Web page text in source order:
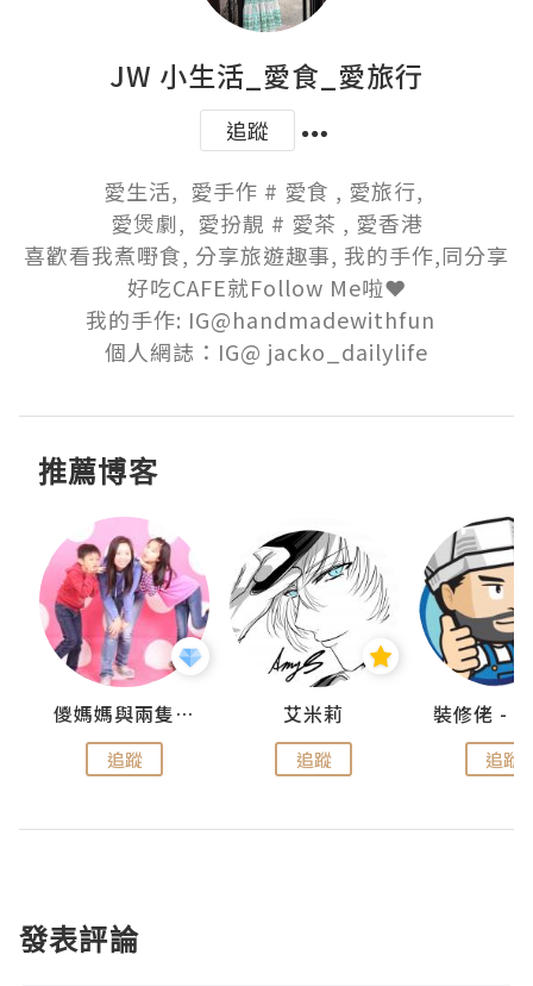
JW 小生活_愛食_愛旅行
追蹤
愛生活,  愛手作 # 愛食 , 愛旅行,
愛煲劇,  愛扮靚 # 愛茶 , 愛香港
喜歡看我煮嘢食, 分享旅遊趣事, 我的手作,同分享
好吃CAFE就Follow Me啦❤️
我的手作: IG@handmadewithfun
個人網誌：IG@ jacko_dailylife
推薦博客
儍媽媽與兩隻小魔怪之家
追蹤
艾米莉
追蹤 追蹤
發表評論